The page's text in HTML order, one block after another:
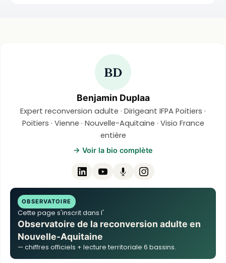
BD
Benjamin Duplaa
Expert reconversion adulte · Dirigeant IFPA Poitiers ·
Poitiers · Vienne · Nouvelle-Aquitaine · Visio France
entière
→ Voir la bio complète
OBSERVATOIRE
Cette page s'inscrit dans l'
Observatoire de la reconversion adulte en
Nouvelle-Aquitaine
— chiffres officiels + lecture territoriale 6 bassins.